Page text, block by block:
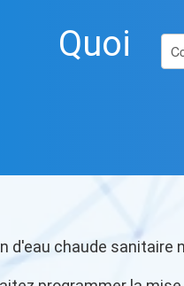
Quoi
d'eau chaude sanitaire